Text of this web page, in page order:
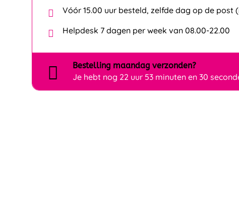
Helpdesk 7 dagen per week van 08.00-22.00
Je hebt nog 22 uur 53 minuten en 28